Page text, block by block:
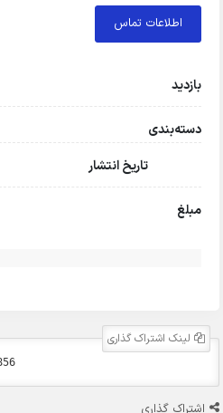
اطلاعات تماس
بازدید
دسته‌بندی
تاریخ انتشار
مبلغ
لینک اشتراک گذاری
اشتراک گذاری